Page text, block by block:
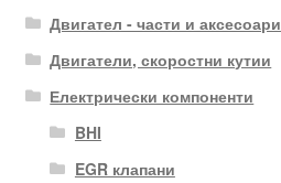
Двигател - части и аксесоари
Двигатели, скоростни кутии
Електрически компоненти
BHI
EGR клапани